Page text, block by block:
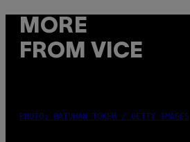
MORE
FROM VICE
PHOTO: BATUHAN TOKER / GETTY IMAGES